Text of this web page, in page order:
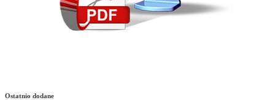
Ostatnio dodane